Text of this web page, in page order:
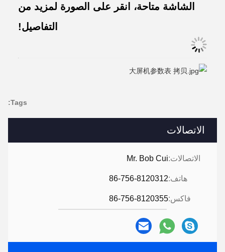
الاتصالات
الاتصالات:Mr. Bob Cui
هاتف:86-756-8120312
فاكس:86-756-8120355
الشاشة متاحة، انقر على الصورة لمزيد من
التفاصيل!
Tags: